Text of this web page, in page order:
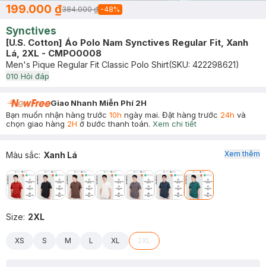
199.000 ₫384.000 ₫ -48%
Synctives
[U.S. Cotton] Áo Polo Nam Synctives Regular Fit, Xanh
Lá, 2XL - CMPO0008
Men's Pique Regular Fit Classic Polo Shirt(SKU: 422298621)
010 Hỏi đáp
Giao Nhanh Miễn Phí 2H
Bạn muốn nhận hàng trước 10h ngày mai. Đặt hàng trước 24h và
chọn giao hàng 2H ở bước thanh toán. Xem chi tiết
Màu sắc: Xanh Lá
Size: 2XL
XS S M L XL 2XL
Xem thêm